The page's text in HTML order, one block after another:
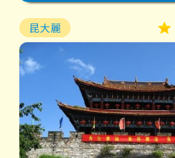
昆大麗